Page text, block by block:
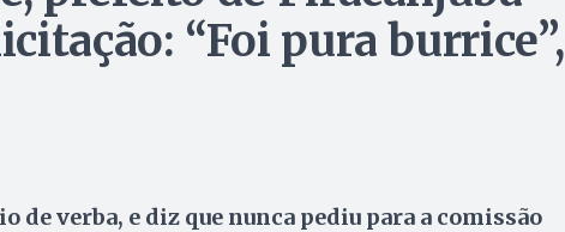
“Foi pura burrice”,
de verba, e diz que nunca pediu para a comissão